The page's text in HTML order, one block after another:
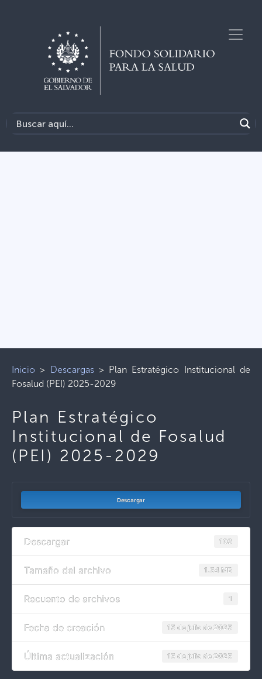
Inicio > Descargas> Plan Estratégico Institucional de
Fosalud (PEI) 2025-2029
Plan Estratégico
Institucional de Fosalud
(PEI) 2025-2029
Descargar
Descargar 103
Tamaño del archivo 1.54 MB
Recuento de archivos 1
Fecha de creación 15 de julio de 2025
Última actualización 15 de julio de 2025